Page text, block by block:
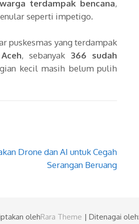
terdampak bencana,
seperti impetigo.
puskesmas yang terdampak
, sebanyak 366 sudah
kecil masih belum pulih
Drone dan AI untuk Cegah
Serangan Beruang
olehRara Theme | Ditenagai oleh: